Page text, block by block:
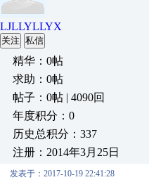
LJLLYLLYX
关注 私信
精华：0帖
求助：0帖
帖子：0帖 | 4090回
年度积分：0
历史总积分：337
注册：2014年3月25日
发表于：2017-10-19 22:41:28